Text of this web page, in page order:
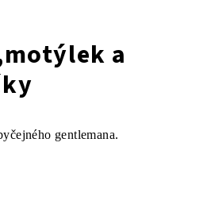
a
gentlemana.